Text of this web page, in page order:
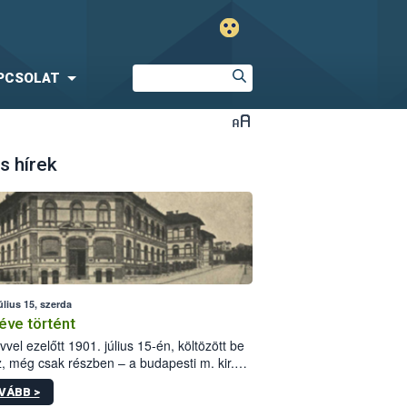
hírek
15, szerda
történt
ezelőtt 1901. július 15-én, költözött be
még csak részben – a budapesti m. kir.
állomás a Kis Rókus utca
alatti, Czigler Győző által tervezett új
>